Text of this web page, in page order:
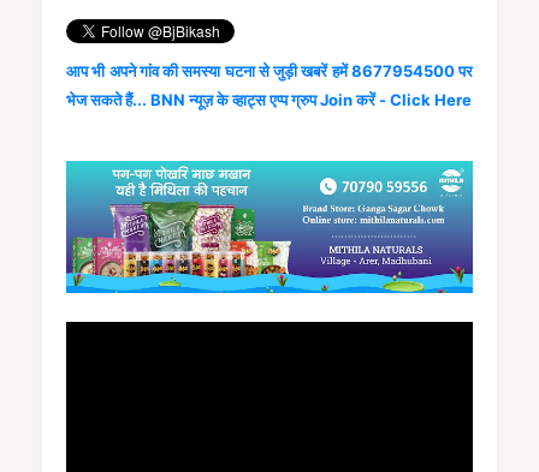
आप भी अपने गांव की समस्या घटना से जुड़ी खबरें हमें 8677954500 पर
भेज सकते हैं... BNN न्यूज़ के व्हाट्स एप्प ग्रुप Join करें - Click Here